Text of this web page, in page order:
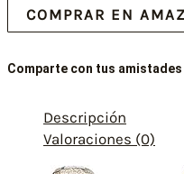
COMPRAR EN
Comparte con tus amistades
Descripción
Valoraciones (0)